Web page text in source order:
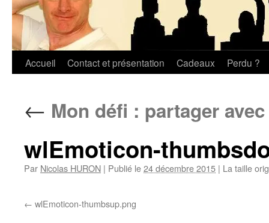
Accueil Contact et présentation Cadeaux Perdu ?
← Mon défi : partager
wlEmoticon-
Par Nicolas HURON | Publié le24 décembre 2015 | La taille
wlEmoticon-thumbsup.png